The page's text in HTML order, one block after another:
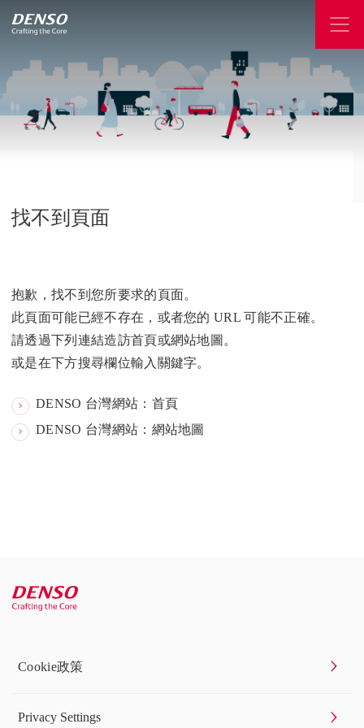
找不到頁面
抱歉，找不到您所要求的頁面。
此頁面可能已經不存在，或者您的 URL 可能不正確。
請透過下列連結造訪首頁或網站地圖。
或是在下方搜尋欄位輸入關鍵字。
DENSO 台灣網站：首頁
DENSO 台灣網站：網站地圖
Cookie政策
Privacy Settings